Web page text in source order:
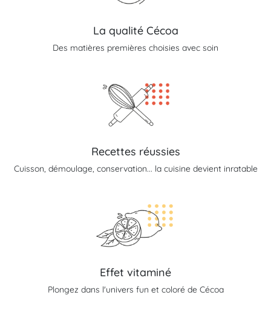
La qualité Cécoa
Des matières premières choisies avec soin
Recettes réussies
Cuisson, démoulage, conservation... la cuisine devient inratable
Effet vitaminé
Plongez dans l'univers fun et coloré de Cécoa